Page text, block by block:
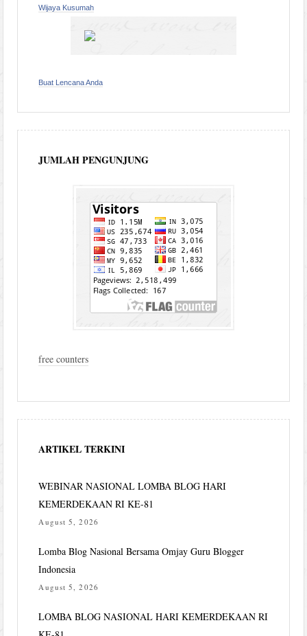
Wijaya Kusumah
Buat Lencana Anda
JUMLAH PENGUNJUNG
free counters
ARTIKEL TERKINI
WEBINAR NASIONAL LOMBA BLOG HARI
KEMERDEKAAN RI KE-81
August 5, 2026
Lomba Blog Nasional Bersama Omjay Guru Blogger
Indonesia
August 5, 2026
LOMBA BLOG NASIONAL HARI KEMERDEKAAN RI